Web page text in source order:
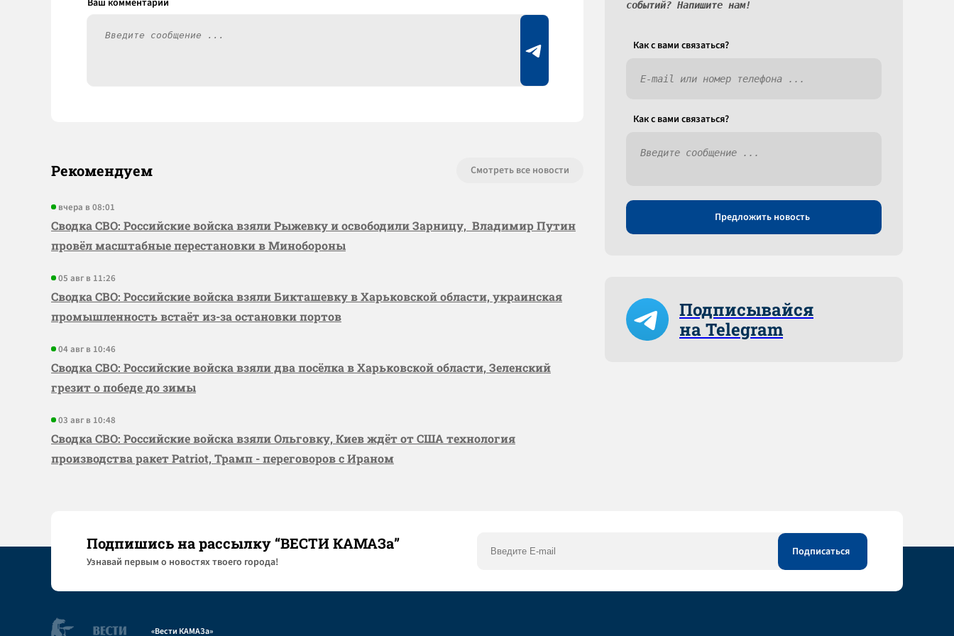
Рекомендуем Смотреть все новости
вчера в 08:01
Сводка СВО: Российские войска взяли Рыжевку и освободили Зарницу, Владимир Путин
провёл масштабные перестановки в Минобороны
05 авг в 11:26
Сводка СВО: Российские войска взяли Бикташевку в Харьковской области, украинская
промышленность встаёт из-за остановки портов
04 авг в 10:46
Сводка СВО: Российские войска взяли два посёлка в Харьковской области, Зеленский
грезит о победе до зимы
03 авг в 10:48
Сводка СВО: Российские войска взяли Ольговку, Киев ждёт от США технология
производства ракет Patriot, Трамп - переговоров с Ираном
событий? Напишите нам!
Как c вами связаться?
Как c вами связаться?
Предложить новость
Подписывайся
на Telegram
Подпишись на рассылку “ВЕСТИ КАМАЗа”
Узнaвай первым о новостях твоего города!
«Вести КАМАЗа»